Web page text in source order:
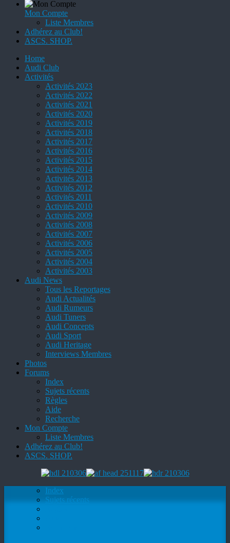
Mon Compte
Liste Membres
Adhérez au Club!
ASCS. SHOP.
Home
Audi Club
Activités
Activités 2023
Activités 2022
Activités 2021
Activités 2020
Activités 2019
Activités 2018
Activités 2017
Activités 2016
Activités 2015
Activités 2014
Activités 2013
Activités 2012
Activités 2011
Activités 2010
Activités 2009
Activités 2008
Activités 2007
Activités 2006
Activités 2005
Activités 2004
Activités 2003
Audi News
Tous les Reportages
Audi Actualités
Audi Rumeurs
Audi Tuners
Audi Concepts
Audi Sport
Audi Heritage
Interviews Membres
Photos
Forums
Index
Sujets récents
Règles
Aide
Recherche
Mon Compte
Liste Membres
Adhérez au Club!
ASCS. SHOP.
Index
Sujets récents